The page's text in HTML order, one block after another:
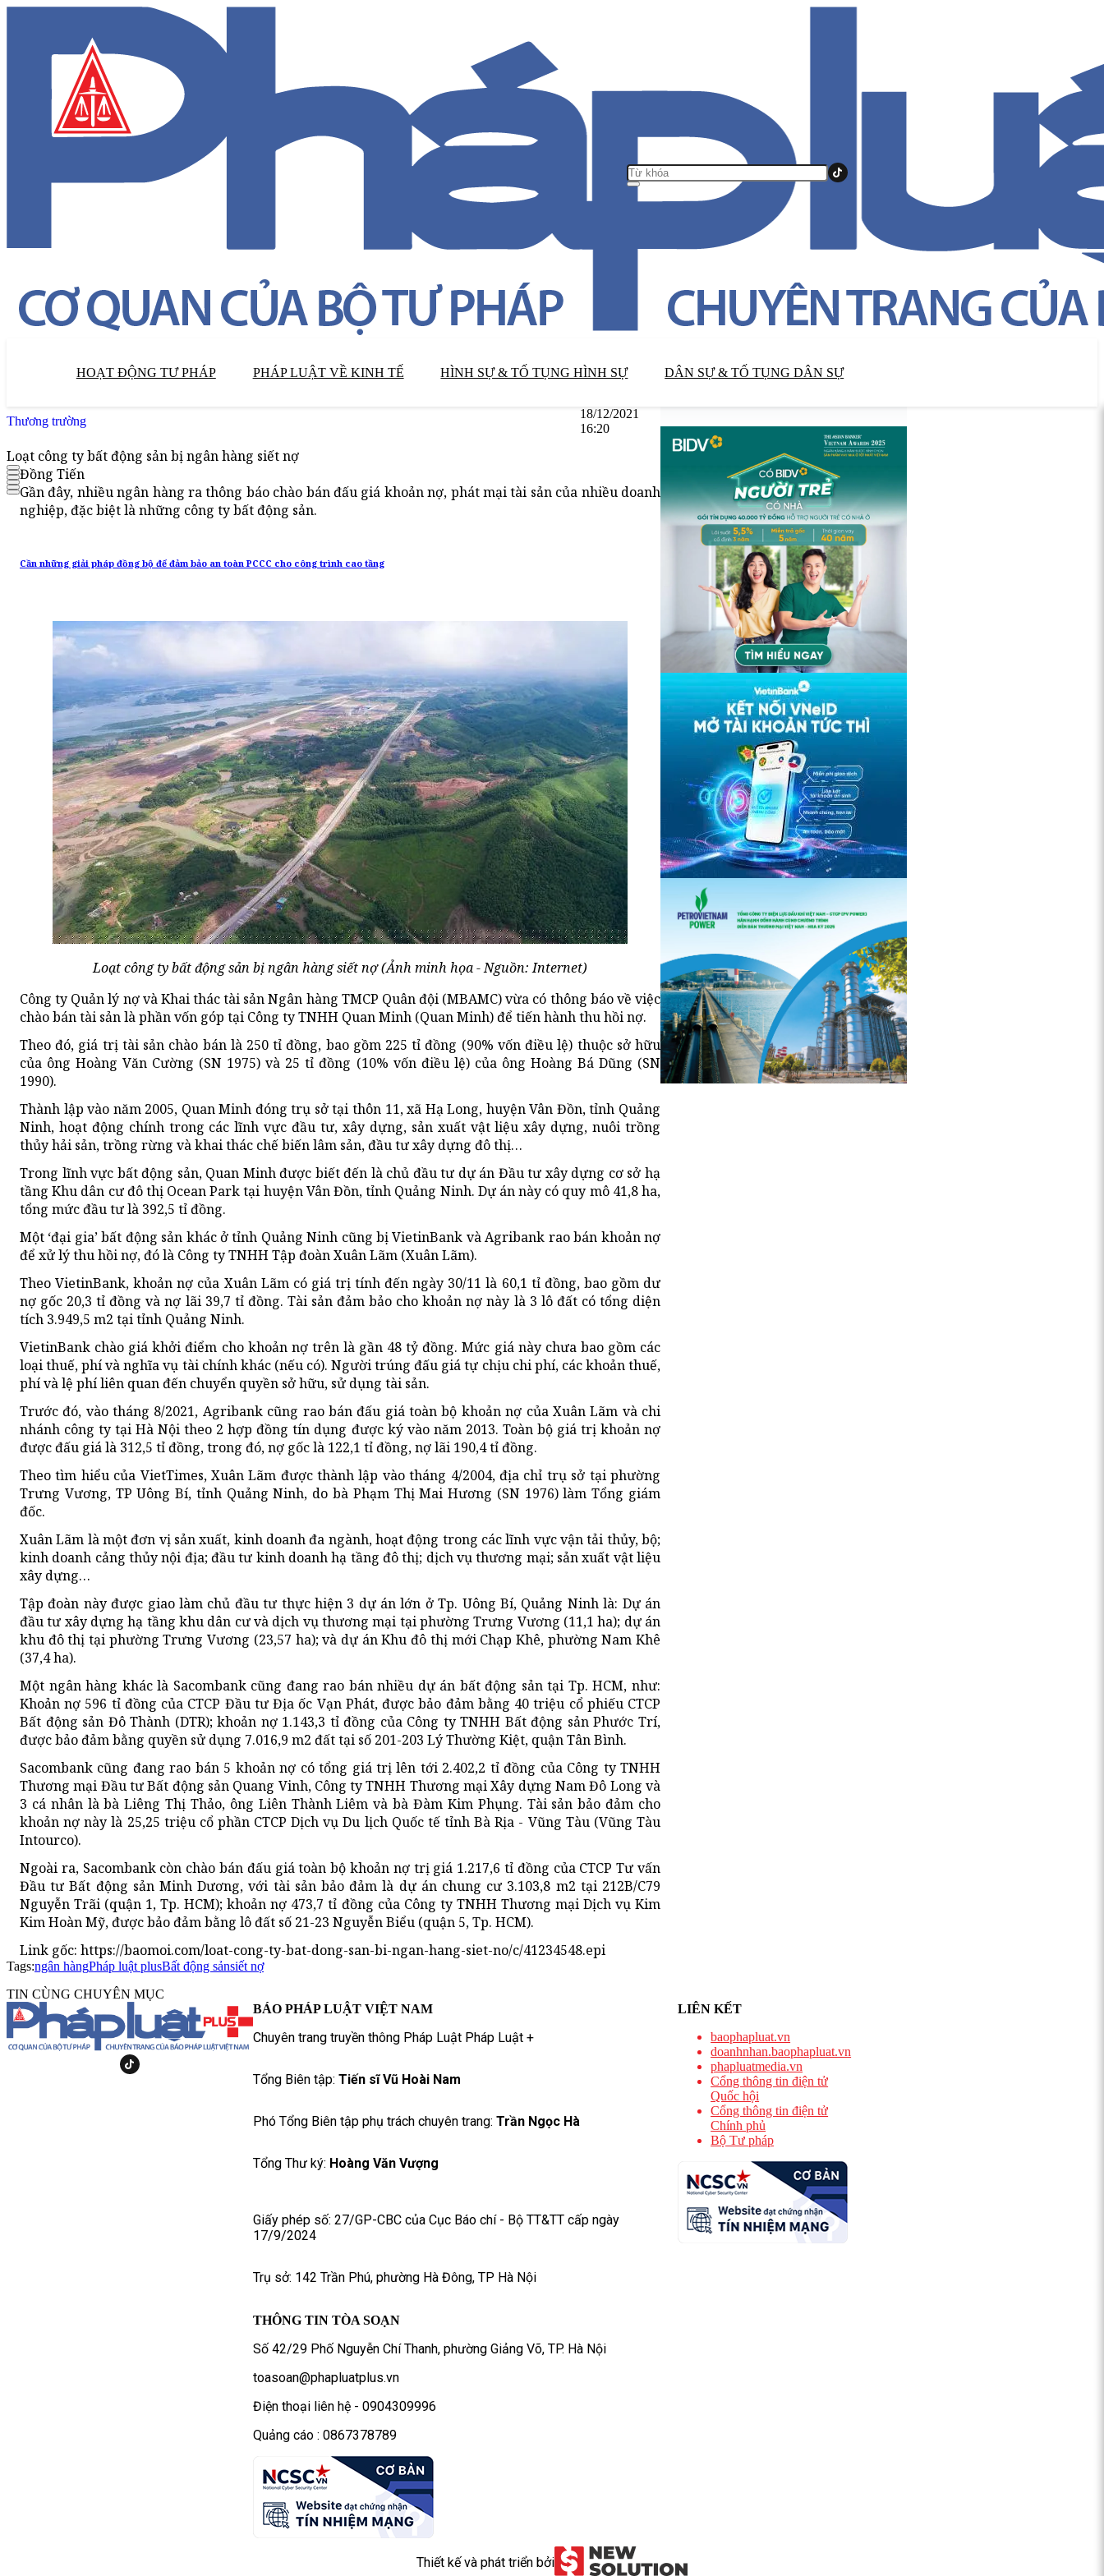
HOẠT ĐỘNG TƯ PHÁP PHÁP LUẬT VỀ KINH TẾ HÌNH SỰ & TỐ TỤNG HÌNH SỰ DÂN SỰ & TỐ TỤNG DÂN SỰ
Thương trường
18/12/2021
16:20
Loạt công ty bất động sản bị ngân hàng siết nợ
Đồng Tiến
Gần đây, nhiều ngân hàng ra thông báo chào bán đấu giá khoản nợ, phát mại tài sản của nhiều doanh
nghiệp, đặc biệt là những công ty bất động sản.
Cần những giải pháp đồng bộ để đảm bảo an toàn PCCC cho công trình cao tầng
Loạt công ty bất động sản bị ngân hàng siết nợ (Ảnh minh họa - Nguồn: Internet)
Công ty Quản lý nợ và Khai thác tài sản Ngân hàng TMCP Quân đội (MBAMC) vừa có thông báo về việc
chào bán tài sản là phần vốn góp tại Công ty TNHH Quan Minh (Quan Minh) để tiến hành thu hồi nợ.
Theo đó, giá trị tài sản chào bán là 250 tỉ đồng, bao gồm 225 tỉ đồng (90% vốn điều lệ) thuộc sở hữu
của ông Hoàng Văn Cường (SN 1975) và 25 tỉ đồng (10% vốn điều lệ) của ông Hoàng Bá Dũng (SN
1990).
Thành lập vào năm 2005, Quan Minh đóng trụ sở tại thôn 11, xã Hạ Long, huyện Vân Đồn, tỉnh Quảng
Ninh, hoạt động chính trong các lĩnh vực đầu tư, xây dựng, sản xuất vật liệu xây dựng, nuôi trồng
thủy hải sản, trồng rừng và khai thác chế biến lâm sản, đầu tư xây dựng đô thị…
Trong lĩnh vực bất động sản, Quan Minh được biết đến là chủ đầu tư dự án Đầu tư xây dựng cơ sở hạ
tầng Khu dân cư đô thị Ocean Park tại huyện Vân Đồn, tỉnh Quảng Ninh. Dự án này có quy mô 41,8 ha,
tổng mức đầu tư là 392,5 tỉ đồng.
Một ‘đại gia’ bất động sản khác ở tỉnh Quảng Ninh cũng bị VietinBank và Agribank rao bán khoản nợ
để xử lý thu hồi nợ, đó là Công ty TNHH Tập đoàn Xuân Lãm (Xuân Lãm).
Theo VietinBank, khoản nợ của Xuân Lãm có giá trị tính đến ngày 30/11 là 60,1 tỉ đồng, bao gồm dư
nợ gốc 20,3 tỉ đồng và nợ lãi 39,7 tỉ đồng. Tài sản đảm bảo cho khoản nợ này là 3 lô đất có tổng diện
tích 3.949,5 m2 tại tỉnh Quảng Ninh.
VietinBank chào giá khởi điểm cho khoản nợ trên là gần 48 tỷ đồng. Mức giá này chưa bao gồm các
loại thuế, phí và nghĩa vụ tài chính khác (nếu có). Người trúng đấu giá tự chịu chi phí, các khoản thuế,
phí và lệ phí liên quan đến chuyển quyền sở hữu, sử dụng tài sản.
Trước đó, vào tháng 8/2021, Agribank cũng rao bán đấu giá toàn bộ khoản nợ của Xuân Lãm và chi
nhánh công ty tại Hà Nội theo 2 hợp đồng tín dụng được ký vào năm 2013. Toàn bộ giá trị khoản nợ
được đấu giá là 312,5 tỉ đồng, trong đó, nợ gốc là 122,1 tỉ đồng, nợ lãi 190,4 tỉ đồng.
Theo tìm hiểu của VietTimes, Xuân Lãm được thành lập vào tháng 4/2004, địa chỉ trụ sở tại phường
Trưng Vương, TP Uông Bí, tỉnh Quảng Ninh, do bà Phạm Thị Mai Hương (SN 1976) làm Tổng giám
đốc.
Xuân Lãm là một đơn vị sản xuất, kinh doanh đa ngành, hoạt động trong các lĩnh vực vận tải thủy, bộ;
kinh doanh cảng thủy nội địa; đầu tư kinh doanh hạ tầng đô thị; dịch vụ thương mại; sản xuất vật liệu
xây dựng…
Tập đoàn này được giao làm chủ đầu tư thực hiện 3 dự án lớn ở Tp. Uông Bí, Quảng Ninh là: Dự án
đầu tư xây dựng hạ tầng khu dân cư và dịch vụ thương mại tại phường Trưng Vương (11,1 ha); dự án
khu đô thị tại phường Trưng Vương (23,57 ha); và dự án Khu đô thị mới Chạp Khê, phường Nam Khê
(37,4 ha).
Một ngân hàng khác là Sacombank cũng đang rao bán nhiều dự án bất động sản tại Tp. HCM, như:
Khoản nợ 596 tỉ đồng của CTCP Đầu tư Địa ốc Vạn Phát, được bảo đảm bằng 40 triệu cổ phiếu CTCP
Bất động sản Đô Thành (DTR); khoản nợ 1.143,3 tỉ đồng của Công ty TNHH Bất động sản Phước Trí,
được bảo đảm bằng quyền sử dụng 7.016,9 m2 đất tại số 201-203 Lý Thường Kiệt, quận Tân Bình.
Sacombank cũng đang rao bán 5 khoản nợ có tổng giá trị lên tới 2.402,2 tỉ đồng của Công ty TNHH
Thương mại Đầu tư Bất động sản Quang Vinh, Công ty TNHH Thương mại Xây dựng Nam Đô Long và
3 cá nhân là bà Liêng Thị Thảo, ông Liên Thành Liêm và bà Đàm Kim Phụng. Tài sản bảo đảm cho
khoản nợ này là 25,25 triệu cổ phần CTCP Dịch vụ Du lịch Quốc tế tỉnh Bà Rịa - Vũng Tàu (Vũng Tàu
Intourco).
Ngoài ra, Sacombank còn chào bán đấu giá toàn bộ khoản nợ trị giá 1.217,6 tỉ đồng của CTCP Tư vấn
Đầu tư Bất động sản Minh Dương, với tài sản bảo đảm là dự án chung cư 3.103,8 m2 tại 212B/C79
Nguyễn Trãi (quận 1, Tp. HCM); khoản nợ 473,7 tỉ đồng của Công ty TNHH Thương mại Dịch vụ Kim
Kim Hoàn Mỹ, được bảo đảm bằng lô đất số 21-23 Nguyễn Biểu (quận 5, Tp. HCM).
Link gốc: https://baomoi.com/loat-cong-ty-bat-dong-san-bi-ngan-hang-siet-no/c/41234548.epi
Tags:ngân hàngPháp luật plusBất động sảnsiết nợ
TIN CÙNG CHUYÊN MỤC
BÁO PHÁP LUẬT VIỆT NAM
Chuyên trang truyền thông Pháp Luật Pháp Luật +
Tổng Biên tập: Tiến sĩ Vũ Hoài Nam
Phó Tổng Biên tập phụ trách chuyên trang: Trần Ngọc Hà
Tổng Thư ký: Hoàng Văn Vượng
Giấy phép số: 27/GP-CBC của Cục Báo chí - Bộ TT&TT cấp ngày
17/9/2024
Trụ sở: 142 Trần Phú, phường Hà Đông, TP Hà Nội
THÔNG TIN TÒA SOẠN
Số 42/29 Phố Nguyễn Chí Thanh, phường Giảng Võ, TP. Hà Nội
toasoan@phapluatplus.vn
Điện thoại liên hệ - 0904309996
Quảng cáo : 0867378789
LIÊN KẾT
baophapluat.vn
doanhnhan.baophapluat.vn
phapluatmedia.vn
Cổng thông tin điện tử
Quốc hội
Cổng thông tin điện tử
Chính phủ
Bộ Tư pháp
Thiết kế và phát triển bởi